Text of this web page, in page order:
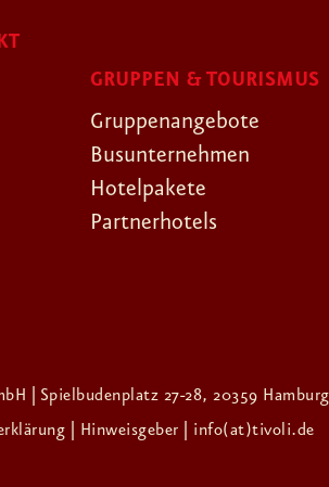
GRUPPEN & TOURISMUS
Gruppenangebote
Busunternehmen
Hotelpakete
Partnerhotels
| Spielbudenplatz 27-28, 20359 Hamburg
| Hinweisgeber | info(at)tivoli.de